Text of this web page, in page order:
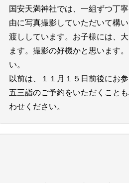
国安天満神社では、一組ずつ丁
由に写真撮影していただいて構
渡ししています。お子様には、
ます。撮影の好機かと思います
い。
以前は、１１月１５日前後にお
五三詣のご予約をいただくこと
わせください。